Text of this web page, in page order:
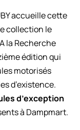
accueille cette
collection le
la Recherche
édition qui
motorisés
d’existence.
d’exception
à Dampmart.